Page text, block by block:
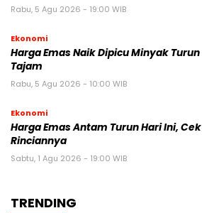
Rabu, 5 Agu 2026 - 19:00 WIB
Ekonomi
Harga Emas Naik Dipicu Minyak Turun
Tajam
Rabu, 5 Agu 2026 - 10:00 WIB
Ekonomi
Harga Emas Antam Turun Hari Ini, Cek
Rinciannya
Sabtu, 1 Agu 2026 - 19:00 WIB
TRENDING